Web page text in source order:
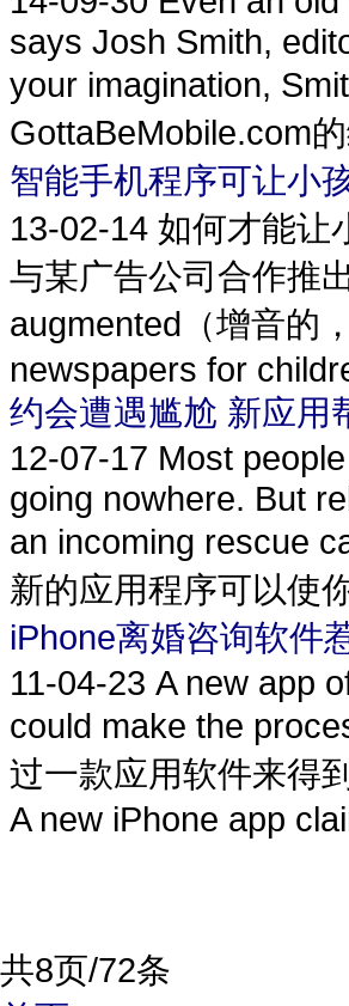
says Josh Smith,
your imagination,
GottaBeMobile.com
智能手机程序可让小
13-02-14 如何才能让
与某广告公司合作推
augmented（增音的
newspapers for
约会遭遇尴尬 新应用
12-07-17 Most
going nowhere. But
an incoming rescue
新的应用程序可以使
iPhone离婚咨询软件
11-04-23 A new app
could make the
过一款应用软件来得
A new iPhone app
共8页/72条